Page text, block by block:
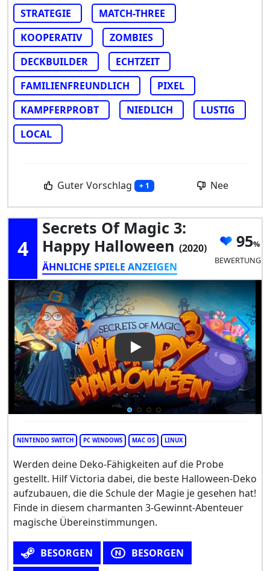
STRATEGIE
MATCH-THREE
KOOPERATIV
ZOMBIES
DECKBUILDER
ECHTZEIT
FAMILIENFREUNDLICH
PIXEL
KAMPFERPROBT
NIEDLICH
LUSTIG
LOCAL
Guter Vorschlag + 1 Nee
4
Secrets Of Magic 3:
Happy Halloween (2020)
ÄHNLICHE SPIELE ANZEIGEN
95
BEWERTUNG
Play Video: Secrets of Magic
NINTENDO SWITCH PC WINDOWS MAC OS LINUX
Werden deine Deko-Fähigkeiten auf die Probe
gestellt. Hilf Victoria dabei, die beste Halloween-Deko
aufzubauen, die die Schule der Magie je gesehen hat!
Finde in diesem charmanten 3-Gewinnt-Abenteuer
magische Übereinstimmungen.
BESORGEN
BESORGEN